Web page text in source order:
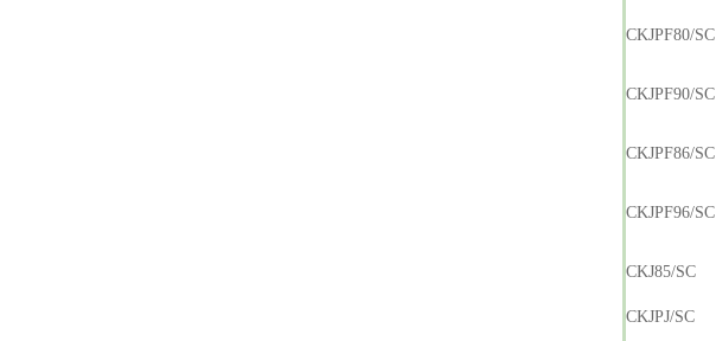
CKJPF80/SC
CKJPF90/SC
CKJPF86/SC
CKJPF96/SC
CKJ85/SC
CKJPJ/SC